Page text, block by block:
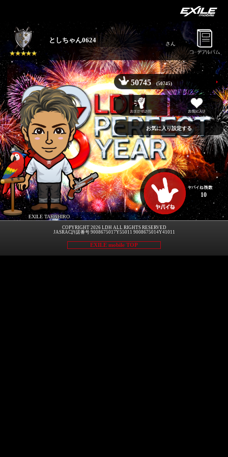
としちゃん0624 さん
EXILE TAKAHIRO
50745 (50745)
お気に入り設定する
10
COPYRIGHT 2026 LDH ALL RIGHTS RESERVED
JASRAC許諾番号 9008675017Y55011 9008675014Y41011
EXILE mobile TOP